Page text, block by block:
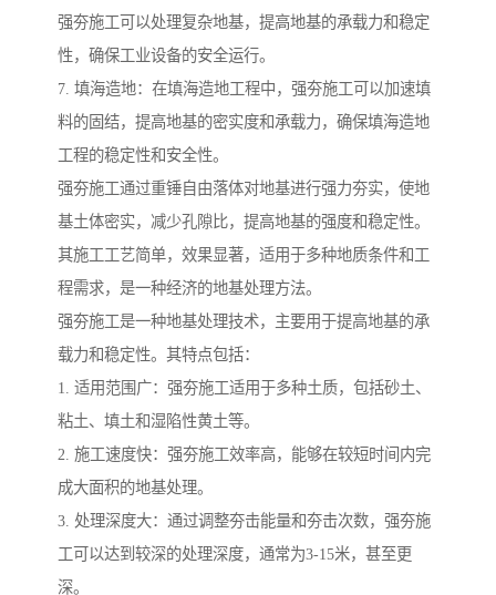
强夯施工可以处理复杂地基，提高地基的承载力和稳定
性，确保工业设备的安全运行。
7. 填海造地：在填海造地工程中，强夯施工可以加速填
料的固结，提高地基的密实度和承载力，确保填海造地
工程的稳定性和安全性。
强夯施工通过重锤自由落体对地基进行强力夯实，使地
基土体密实，减少孔隙比，提高地基的强度和稳定性。
其施工工艺简单，效果显著，适用于多种地质条件和工
程需求，是一种经济的地基处理方法。
强夯施工是一种地基处理技术，主要用于提高地基的承
载力和稳定性。其特点包括：
1. 适用范围广：强夯施工适用于多种土质，包括砂土、
粘土、填土和湿陷性黄土等。
2. 施工速度快：强夯施工效率高，能够在较短时间内完
成大面积的地基处理。
3. 处理深度大：通过调整夯击能量和夯击次数，强夯施
工可以达到较深的处理深度，通常为3-15米，甚至更
深。